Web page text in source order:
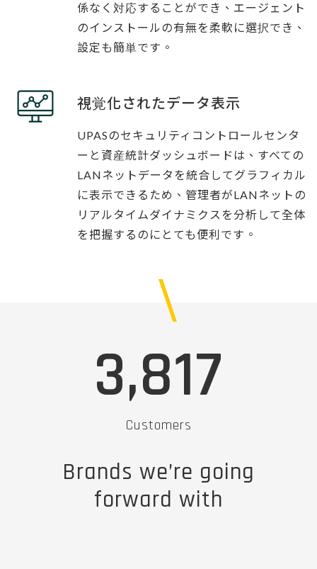
係なく対応することができ、エージェント
のインストールの有無を柔軟に選択でき、
設定も簡単です。
視覚化されたデータ表示
UPASのセキュリティコントロールセンタ
ーと資産統計ダッシュボードは、すべての
LANネットデータを統合してグラフィカル
に表示できるため、管理者がLANネットの
リアルタイムダイナミクスを分析して全体
を把握するのにとても便利です。
3,817
Customers
Brands we’re going
forward with